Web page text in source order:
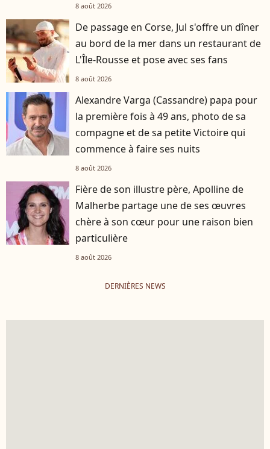
8 août 2026
De passage en Corse, Jul s'offre un dîner
au bord de la mer dans un restaurant de
L'Île-Rousse et pose avec ses fans
8 août 2026
Alexandre Varga (Cassandre) papa pour
la première fois à 49 ans, photo de sa
compagne et de sa petite Victoire qui
commence à faire ses nuits
8 août 2026
Fière de son illustre père, Apolline de
Malherbe partage une de ses œuvres
chère à son cœur pour une raison bien
particulière
8 août 2026
DERNIÈRES NEWS